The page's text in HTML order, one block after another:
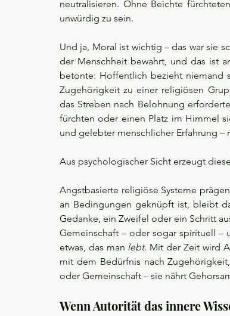
neutralisieren. Ohne Beichte
unwürdig zu sein.
Und ja, Moral ist wichtig – das war sie
der Menschheit bewahrt, und das ist
betonte: Hoffentlich bezieht niemand
Zugehörigkeit zu einer religiösen
das Streben nach Belohnung
fürchten oder einen Platz im Himmel
und gelebter menschlicher Erfahrung –
Aus psychologischer Sicht erzeugt
Angstbasierte religiöse Systeme
an Bedingungen geknüpft ist, bleibt
Gedanke, ein Zweifel oder ein Schritt
Gemeinschaft – oder sogar spirituell –
etwas, das man lebt. Mit der Zeit wird
mit dem Bedürfnis nach
oder Gemeinschaft – sie nährt
Wenn Autorität das innere